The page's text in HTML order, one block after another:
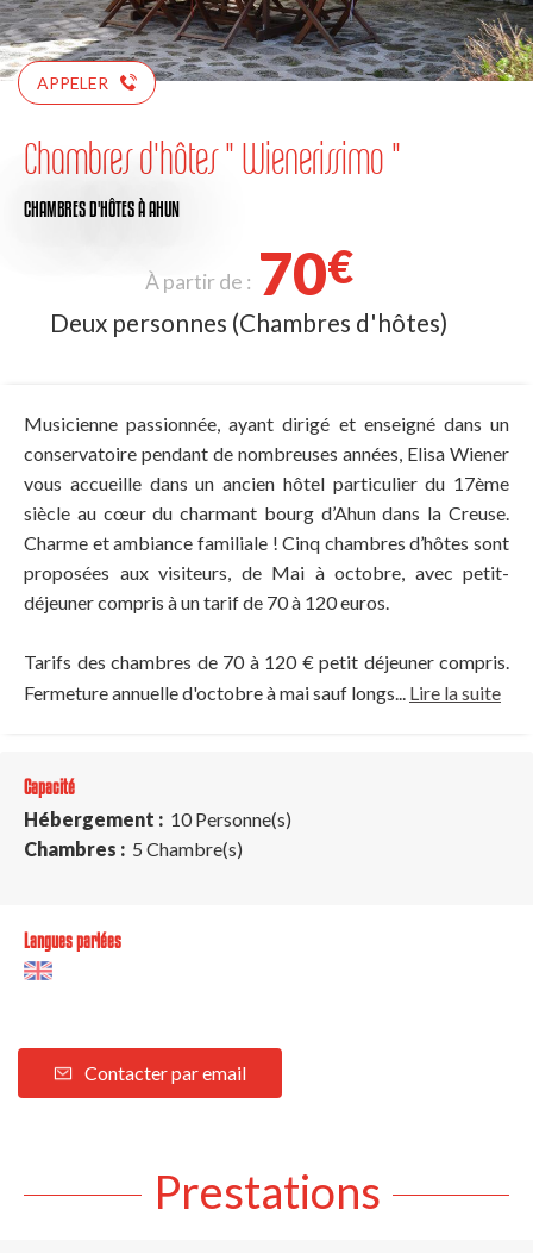
APPELER
Chambres d'hôtes " Wienerissimo "
CHAMBRES D'HÔTESÀ AHUN
À partir de : 70€
Deux personnes (Chambres d'hôtes)
Musicienne passionnée, ayant dirigé et enseigné dans un
conservatoire pendant de nombreuses années, Elisa Wiener
vous accueille dans un ancien hôtel particulier du 17ème
siècle au cœur du charmant bourg d’Ahun dans la Creuse.
Charme et ambiance familiale ! Cinq chambres d’hôtes sont
proposées aux visiteurs, de Mai à octobre, avec petit-
déjeuner compris à un tarif de 70 à 120 euros.
Tarifs des chambres de 70 à 120 € petit déjeuner compris.
Fermeture annuelle d'octobre à mai sauf longs... Lire la suite
Capacité
Hébergement : 10 Personne(s)
Chambres : 5 Chambre(s)
Langues parlées
Contacter par email
Prestations